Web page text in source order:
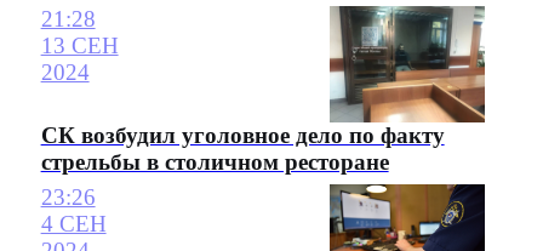
21:28
13 СЕН
2024
СК возбудил уголовное дело по факту
стрельбы в столичном ресторане
23:26
4 СЕН